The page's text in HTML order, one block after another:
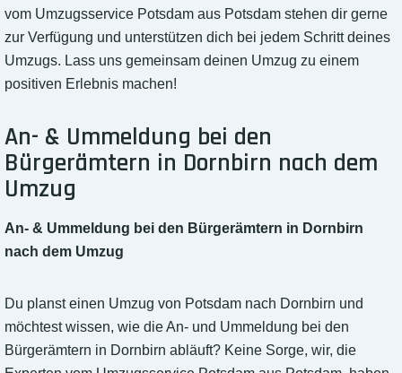
vom Umzugsservice Potsdam aus Potsdam stehen dir gerne
zur Verfügung und unterstützen dich bei jedem Schritt deines
Umzugs. Lass uns gemeinsam deinen Umzug zu einem
positiven Erlebnis machen!
An- & Ummeldung bei den
Bürgerämtern in Dornbirn nach dem
Umzug
An- & Ummeldung bei den Bürgerämtern in Dornbirn
nach dem Umzug
Du planst einen Umzug von Potsdam nach Dornbirn und
möchtest wissen, wie die An- und Ummeldung bei den
Bürgerämtern in Dornbirn abläuft? Keine Sorge, wir, die